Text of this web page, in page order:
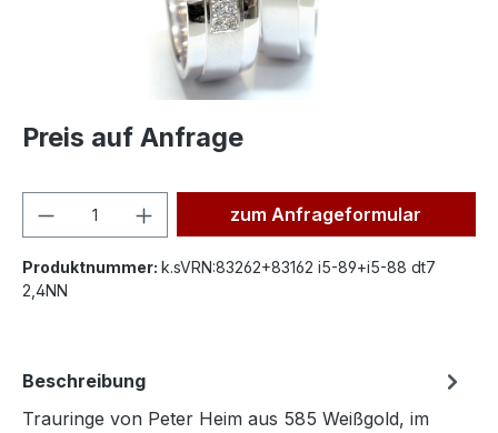
Preis auf Anfrage
Produkt Anzahl: Gib den
zum Anfrageformular
Produktnummer: k.sVRN:83262+83162 i5-89+i5-88 dt7
2,4NN
Beschreibung
Trauringe von Peter Heim aus 585 Weißgold, im